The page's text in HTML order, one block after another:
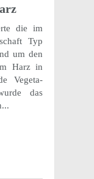
die im
Typ
um den
Harz in
Vege­ta­
das